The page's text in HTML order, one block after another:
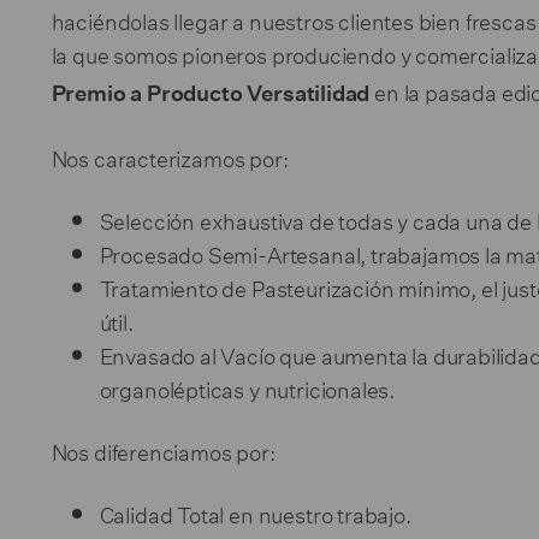
haciéndolas llegar a nuestros clientes bien
la que somos pioneros produciendo y
Premio a Producto Versatilidad en la pasada
Nos caracterizamos por:
Selección exhaustiva de todas y cada una
Procesado Semi-Artesanal, trabajamos la
Tratamiento de Pasteurización mínimo, el
útil.
Envasado al Vacío que aumenta la
organolépticas y nutricionales.
Nos diferenciamos por:
Calidad Total en nuestro trabajo.